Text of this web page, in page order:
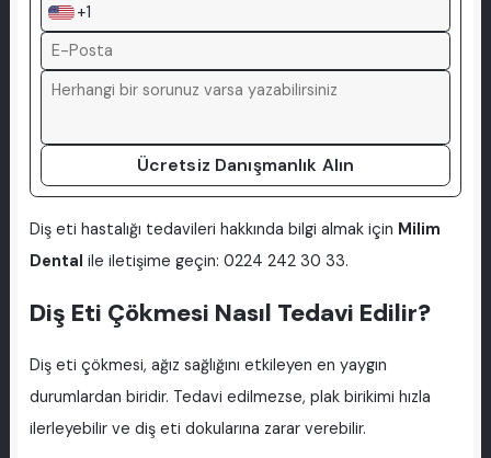
+1
Ücretsiz Danışmanlık Alın
Diş eti hastalığı tedavileri hakkında bilgi almak için Milim
Dental ile iletişime geçin: 0224 242 30 33.
Diş Eti Çökmesi Nasıl Tedavi Edilir?
Diş eti çökmesi, ağız sağlığını etkileyen en yaygın
durumlardan biridir. Tedavi edilmezse, plak birikimi hızla
ilerleyebilir ve diş eti dokularına zarar verebilir.